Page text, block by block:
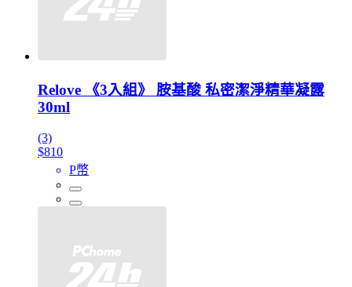
Relove 《3入組》 胺基酸 私密潔淨精華凝露
30ml
(3)
$810
P幣